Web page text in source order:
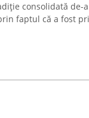
consolidată de-
faptul că a fost